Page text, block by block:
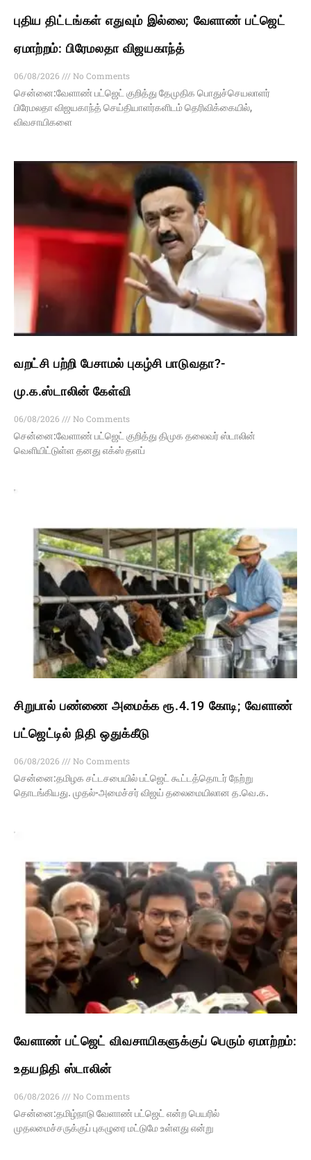
புதிய திட்டங்கள் எதுவும் இல்லை; வேளாண் பட்ஜெட்
ஏமாற்றம்: பிரேமலதா விஜயகாந்த்
06/08/2026
No Comments
சென்னை:வேளாண் பட்ஜெட் குறித்து தேமுதிக பொதுச்செயலாளர்
பிரேமலதா விஜயகாந்த் செய்தியாளர்களிடம் தெரிவிக்கையில்,
விவசாயிகளை
வறட்சி பற்றி பேசாமல் புகழ்சி பாடுவதா?-
மு.க.ஸ்டாலின் கேள்வி
06/08/2026
No Comments
சென்னை:வேளாண் பட்ஜெட் குறித்து திமுக தலைவர் ஸ்டாலின்
வெளியிட்டுள்ள தனது எக்ஸ் தளப்
சிறுபால் பண்ணை அமைக்க ரூ.4.19 கோடி; வேளாண்
பட்ஜெட்டில் நிதி ஒதுக்கீடு
06/08/2026
No Comments
சென்னை:தமிழக சட்டசபையில் பட்ஜெட் கூட்டத்தொடர் நேற்று
தொடங்கியது. முதல்-அமைச்சர் விஜய் தலைமையிலான த.வெ.க.
வேளாண் பட்ஜெட் விவசாயிகளுக்குப் பெரும் ஏமாற்றம்:
உதயநிதி ஸ்டாலின்
06/08/2026
No Comments
சென்னை:தமிழ்நாடு வேளாண் பட்ஜெட் என்ற பெயரில்
முதலமைச்சருக்குப் புகழுரை மட்டுமே உள்ளது என்று